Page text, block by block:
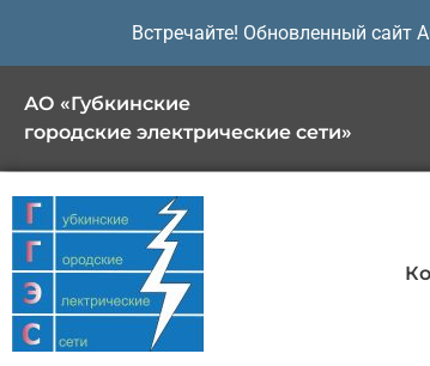
содержимому
Встречайте! Обновленный сайт
АО «Губкинские
городские электрические сети»